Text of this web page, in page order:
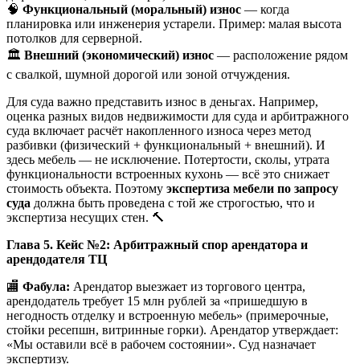
🧠 Функциональный (моральный) износ — когда
планировка или инженерия устарели. Пример: малая высота
потолков для серверной.
🏛️ Внешний (экономический) износ — расположение рядом
с свалкой, шумной дорогой или зоной отчуждения.
Для суда важно представить износ в деньгах. Например,
оценка разных видов недвижимости для суда и арбитражного
суда включает расчёт накопленного износа через метод
разбивки (физический + функциональный + внешний). И
здесь мебель — не исключение. Потертости, сколы, утрата
функциональности встроенных кухонь — всё это снижает
стоимость объекта. Поэтому экспертиза мебели по запросу
суда должна быть проведена с той же строгостью, что и
экспертиза несущих стен. 🔨
Глава 5. Кейс №2: Арбитражный спор арендатора и
арендодателя ТЦ
🏬 Фабула: Арендатор выезжает из торгового центра,
арендодатель требует 15 млн рублей за «пришедшую в
негодность отделку и встроенную мебель» (примерочные,
стойки ресепшн, витринные горки). Арендатор утверждает:
«Мы оставили всё в рабочем состоянии». Суд назначает
экспертизу.